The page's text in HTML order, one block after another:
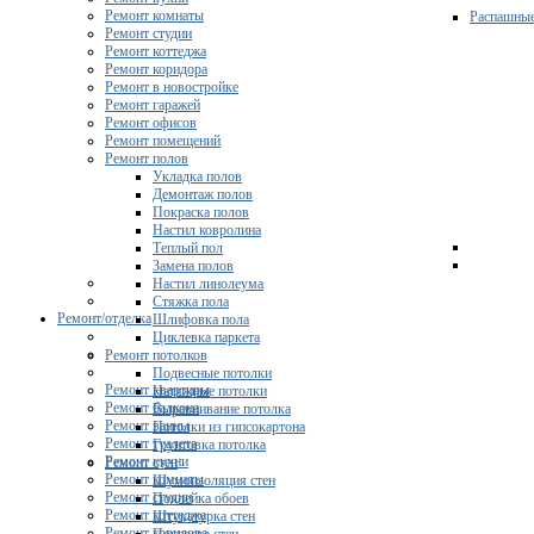
Ремонт/отделка
Ремонт квартиры
Ремонт балкона
Ремонт ванны
Ремонт туалета
Ремонт кухни
Ремонт комнаты
Ремонт студии
Ремонт коттеджа
Ремонт комнаты
Ремонт студии
Ремонт коттеджа
Ремонт коридора
Ремонт в новостройке
Ремонт гаражей
Ремонт офисов
Ремонт помещений
Ремонт полов
Укладка полов
Демонтаж полов
Покраска полов
Настил ковролина
Теплый пол
Замена полов
Настил линолеума
Стяжка пола
Шлифовка пола
Циклевка паркета
Ремонт потолков
Подвесные потолки
Натяжные потолки
Выравнивание потолка
Потолки из гипсокартона
Грунтовка потолка
Ремонт стен
Шумоизоляция стен
Поклейка обоев
Штукатурка стен